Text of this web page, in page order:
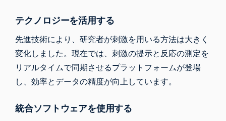
テクノロジーを活用する
先進技術により、研究者が刺激を用いる方法は大きく
変化しました。現在では、刺激の提示と反応の測定を
リアルタイムで同期させるプラットフォームが登場
し、効率とデータの精度が向上しています。
統合ソフトウェアを使用する